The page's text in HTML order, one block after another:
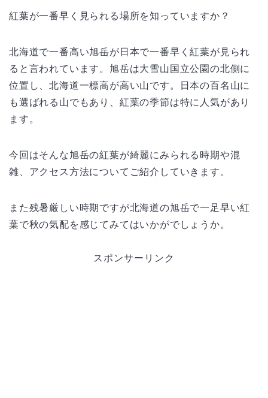
紅葉が一番早く見られる場所を知っていますか？
北海道で一番高い旭岳が日本で一番早く紅葉が見られ
ると言われています。旭岳は大雪山国立公園の北側に
位置し、北海道一標高が高い山です。日本の百名山に
も選ばれる山でもあり、紅葉の季節は特に人気があり
ます。
今回はそんな旭岳の紅葉が綺麗にみられる時期や混
雑、アクセス方法についてご紹介していきます。
また残暑厳しい時期ですが北海道の旭岳で一足早い紅
葉で秋の気配を感じてみてはいかがでしょうか。
スポンサーリンク